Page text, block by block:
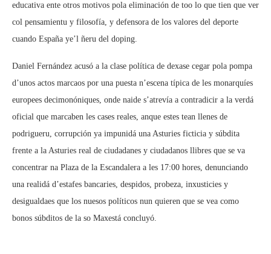
educativa ente otros motivos pola eliminación de too lo que tien que ver
col pensamientu y filosofía, y defensora de los valores del deporte
cuando España ye’l ñeru del doping.
Daniel Fernández acusó a la clase política de dexase cegar pola pompa
d’unos actos marcaos por una puesta n’escena típica de les monarquíes
europees decimonóniques, onde naide s’atrevía a contradicir a la verdá
oficial que marcaben les cases reales, anque estes tean llenes de
podrigueru, corrupción ya impunidá una Asturies ficticia y súbdita
frente a la Asturies real de ciudadanes y ciudadanos llibres que se va
concentrar na Plaza de la Escandalera a les 17:00 hores, denunciando
una realidá d’estafes bancaries, despidos, probeza, inxusticies y
desigualdaes que los nuesos políticos nun quieren que se vea como
bonos súbditos de la so Maxestá concluyó.